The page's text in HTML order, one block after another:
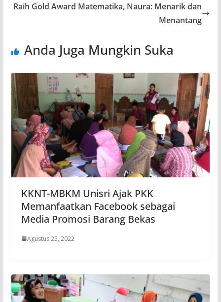
Raih Gold Award Matematika, Naura: Menarik dan
Menantang
Anda Juga Mungkin Suka
KKNT-MBKM Unisri Ajak PKK
Memanfaatkan Facebook sebagai
Media Promosi Barang Bekas
Agustus 25, 2022